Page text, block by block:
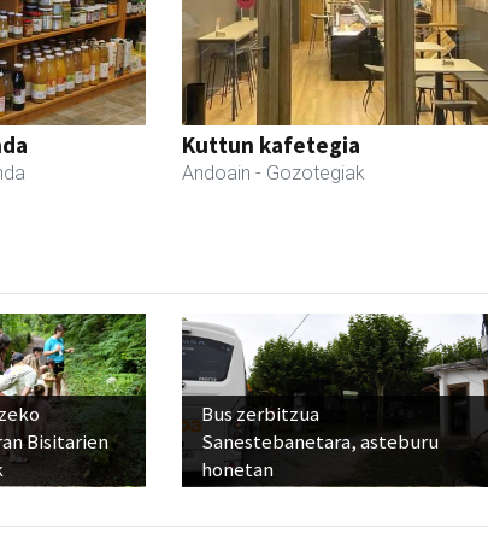
Kuttun kafetegia
Andoain - Gozotegiak
Bisitarien
Bus zerbitzua
Sanestebanetara, asteburu
honetan